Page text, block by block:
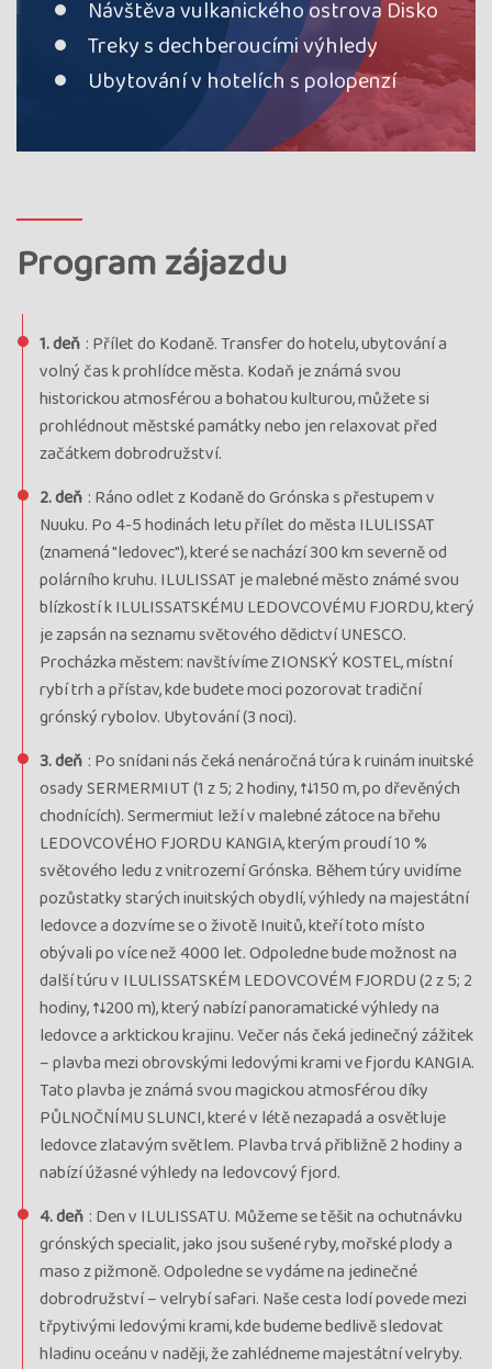
Návštěva vulkanického ostrova Disko
Treky s dechberoucími výhledy
Ubytování v hotelích s polopenzí
Program zájazdu
1. deň : Přílet do Kodaně. Transfer do hotelu, ubytování a
volný čas k prohlídce města. Kodaň je známá svou
historickou atmosférou a bohatou kulturou, můžete si
prohlédnout městské památky nebo jen relaxovat před
začátkem dobrodružství.
2. deň : Ráno odlet z Kodaně do Grónska s přestupem v
Nuuku. Po 4-5 hodinách letu přílet do města ILULISSAT
(znamená "ledovec"), které se nachází 300 km severně od
polárního kruhu. ILULISSAT je malebné město známé svou
blízkostí k ILULISSATSKÉMU LEDOVCOVÉMU FJORDU, který
je zapsán na seznamu světového dědictví UNESCO.
Procházka městem: navštívíme ZIONSKÝ KOSTEL, místní
rybí trh a přístav, kde budete moci pozorovat tradiční
grónský rybolov. Ubytování (3 noci).
3. deň : Po snídani nás čeká nenáročná túra k ruinám inuitské
osady SERMERMIUT (1 z 5; 2 hodiny, ↑↓150 m, po dřevěných
chodnících). Sermermiut leží v malebné zátoce na břehu
LEDOVCOVÉHO FJORDU KANGIA, kterým proudí 10 %
světového ledu z vnitrozemí Grónska. Během túry uvidíme
pozůstatky starých inuitských obydlí, výhledy na majestátní
ledovce a dozvíme se o životě Inuitů, kteří toto místo
obývali po více než 4000 let. Odpoledne bude možnost na
další túru v ILULISSATSKÉM LEDOVCOVÉM FJORDU (2 z 5; 2
hodiny, ↑↓200 m), který nabízí panoramatické výhledy na
ledovce a arktickou krajinu. Večer nás čeká jedinečný zážitek
– plavba mezi obrovskými ledovými krami ve fjordu KANGIA.
Tato plavba je známá svou magickou atmosférou díky
PŮLNOČNÍMU SLUNCI, které v létě nezapadá a osvětluje
ledovce zlatavým světlem. Plavba trvá přibližně 2 hodiny a
nabízí úžasné výhledy na ledovcový fjord.
4. deň : Den v ILULISSATU. Můžeme se těšit na ochutnávku
grónských specialit, jako jsou sušené ryby, mořské plody a
maso z pižmoně. Odpoledne se vydáme na jedinečné
dobrodružství – velrybí safari. Naše cesta lodí povede mezi
třpytivými ledovými krami, kde budeme bedlivě sledovat
hladinu oceánu v naději, že zahlédneme majestátní velryby.